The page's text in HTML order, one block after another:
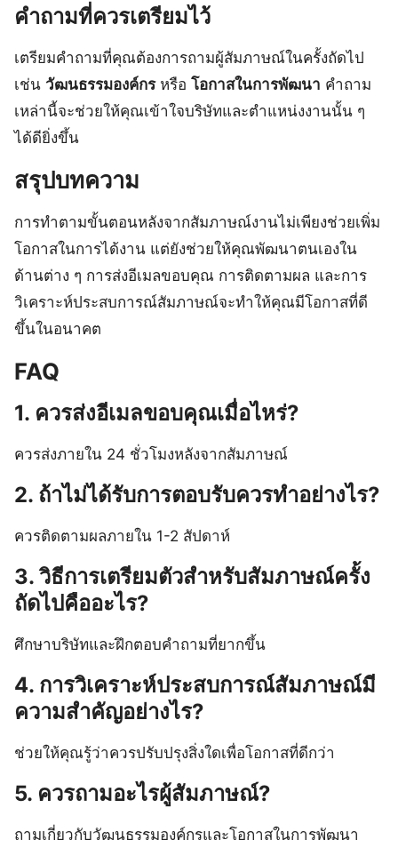
คำถามที่ควรเตรียมไว้
เตรียมคำถามที่คุณต้องการถามผู้สัมภาษณ์ในครั้งถัดไป
เช่น วัฒนธรรมองค์กรหรือ โอกาสในการพัฒนา คำถาม
เหล่านี้จะช่วยให้คุณเข้าใจบริษัทและตำแหน่งงานนั้น ๆ
ได้ดียิ่งขึ้น
สรุปบทความ
การทำตามขั้นตอนหลังจากสัมภาษณ์งานไม่เพียงช่วยเพิ่ม
โอกาสในการได้งาน แต่ยังช่วยให้คุณพัฒนาตนเองใน
ด้านต่าง ๆ การส่งอีเมลขอบคุณ การติดตามผล และการ
วิเคราะห์ประสบการณ์สัมภาษณ์จะทำให้คุณมีโอกาสที่ดี
ขึ้นในอนาคต
FAQ
1. ควรส่งอีเมลขอบคุณเมื่อไหร่?
ควรส่งภายใน 24 ชั่วโมงหลังจากสัมภาษณ์
2. ถ้าไม่ได้รับการตอบรับควรทำอย่างไร?
ควรติดตามผลภายใน 1-2 สัปดาห์
3. วิธีการเตรียมตัวสำหรับสัมภาษณ์ครั้ง
ถัดไปคืออะไร?
ศึกษาบริษัทและฝึกตอบคำถามที่ยากขึ้น
4. การวิเคราะห์ประสบการณ์สัมภาษณ์มี
ความสำคัญอย่างไร?
ช่วยให้คุณรู้ว่าควรปรับปรุงสิ่งใดเพื่อโอกาสที่ดีกว่า
5. ควรถามอะไรผู้สัมภาษณ์?
ถามเกี่ยวกับวัฒนธรรมองค์กรและโอกาสในการพัฒนา